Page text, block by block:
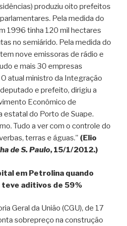
produziu oito prefeitos
Pela medida do
1996 tinha 120 mil hectares
no semiárido. Pela medida do
nove emissoras de rádio e
e mais 30 empresas
atual ministro da Integração
e prefeito, dirigiu a
Econômico de
estatal do Porto de Suape.
Tudo a ver com o controle do
terras e águas.” (Elio
de S. Paulo, 15/1/2012.)
em Petrolina quando
aditivos de 59%
Geral da União (CGU), de 17
sobrepreço na construção